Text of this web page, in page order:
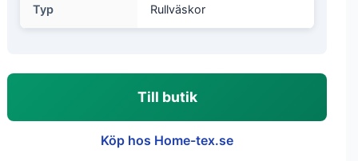
Typ Rullväskor
Till butik
Köp hos Home-tex.se